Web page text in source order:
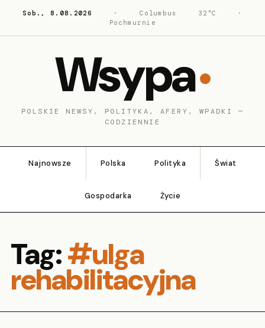
Sob., 8.08.2026 · Columbus 32°C
·
Pochmurnie
Wsypa
POLSKIE NEWSY, POLITYKA, AFERY, WPADKI —
CODZIENNIE
Najnowsze Polska Polityka Świat
Gospodarka Życie
Tag:#ulga
rehabilitacyjna